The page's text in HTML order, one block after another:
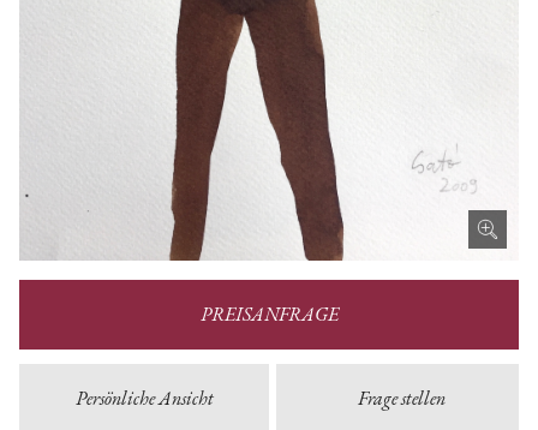
PREISANFRAGE
Persönliche Ansicht Frage stellen